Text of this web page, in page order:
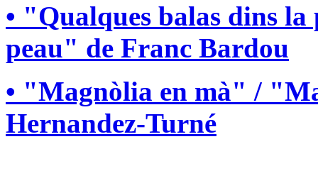
• "Qualques balas dins
peau" de Franc Bardou
• "Magnòlia en mà" /
Hernandez-Turné